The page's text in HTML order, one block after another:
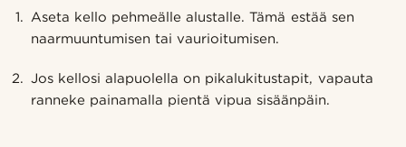
Aseta kello pehmeälle alustalle. Tämä estää sen
naarmuuntumisen tai vaurioitumisen.
Jos kellosi alapuolella on pikalukitustapit, vapauta
ranneke painamalla pientä vipua sisäänpäin.